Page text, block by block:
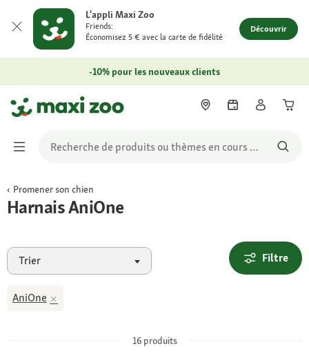
L'appli Maxi Zoo
Friends:
Économisez 5 € avec la carte de fidélité
Découvrir
-10% pour les nouveaux clients
Promener son chien
Harnais AniOne
Trier Filtre
AniOne
16produits